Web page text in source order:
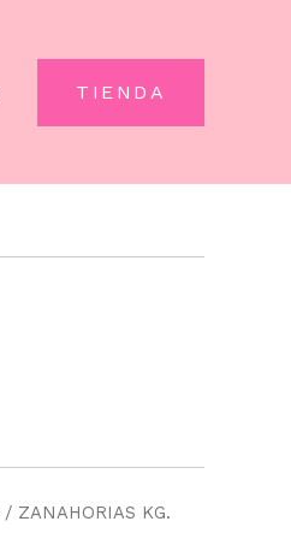
TIENDA
/ ZANAHORIAS KG.